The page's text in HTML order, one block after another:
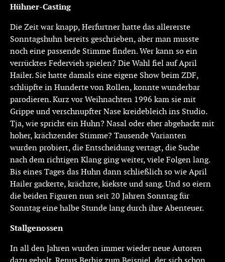
Hühner-Casting
Die Zeit war knapp, Herfurtner hatte das allererste
Sonntagshuhn bereits geschrieben, aber man musste
noch eine passende Stimme finden. Wer kann so ein
verrücktes Federvieh spielen? Die Wahl fiel auf April
Hailer. Sie hatte damals eine eigene Show beim ZDF,
schlüpfte in Hunderte von Rollen, konnte wunderbar
parodieren. Kurz vor Weihnachten 1996 kam sie mit
Grippe und verschnupfter Nase kreidebleich ins Studio.
Tja, wie spricht ein Huhn? Nasal oder eher abgehackt mit
hoher, krächzender Stimme? Tausende Varianten
wurden probiert, die Entscheidung vertagt, die Suche
nach dem richtigen Klang ging weiter, viele Folgen lang.
Bis eines Tages das Huhn dann schließlich so wie April
Hailer gackerte, krächzte, kiekste und sang. Und so eiern
die beiden Figuren nun seit 20 Jahren Sonntag für
Sonntag eine halbe Stunde lang durch ihre Abenteuer.
Stallgenossen
In all den Jahren wurden immer wieder neue Autoren